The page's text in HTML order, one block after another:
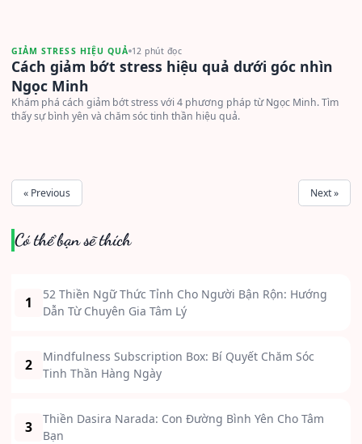
GIẢM STRESS HIỆU QUẢ 12 phút đọc
Cách giảm bớt stress hiệu quả dưới góc nhìn
Ngọc Minh
Khám phá cách giảm bớt stress với 4 phương pháp từ Ngọc Minh. Tìm
thấy sự bình yên và chăm sóc tinh thần hiệu quả.
« Previous Next »
Có thể bạn sẽ thích
1
52 Thiền Ngữ Thức Tỉnh Cho Người Bận Rộn: Hướng
Dẫn Từ Chuyên Gia Tâm Lý
2
Mindfulness Subscription Box: Bí Quyết Chăm Sóc
Tinh Thần Hàng Ngày
3
Thiền Dasira Narada: Con Đường Bình Yên Cho Tâm
Bạn